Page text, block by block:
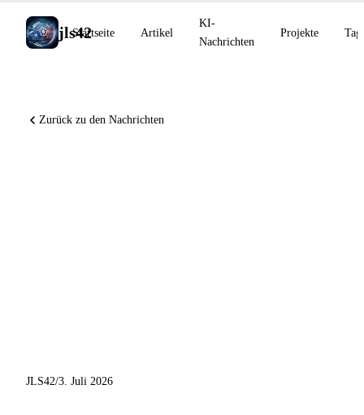
jls42
Startseite Artikel
KI-
Nachrichten
Projekte
Zurück zu den Nachrichten
JLS42/3. Juli 2026